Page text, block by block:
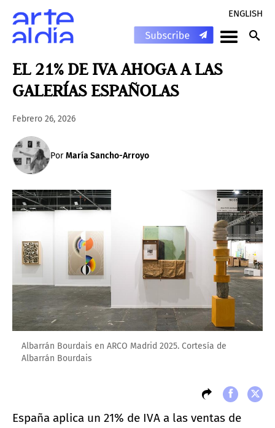
ENGLISH
EL 21% DE IVA AHOGA A LAS
GALERÍAS ESPAÑOLAS
Febrero 26, 2026
PorMaría Sancho-Arroyo
Albarrán Bourdais en ARCO Madrid 2025. Cortesía de
Albarrán Bourdais
España aplica un 21% de IVA a las ventas de